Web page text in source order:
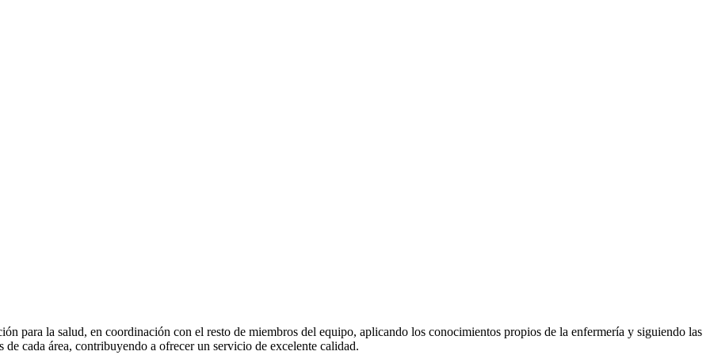
para la salud, en coordinación con el resto de miembros del equipo, aplicando los conocimientos propios de la enfermería y siguiendo las
cada área, contribuyendo a ofrecer un servicio de excelente calidad.